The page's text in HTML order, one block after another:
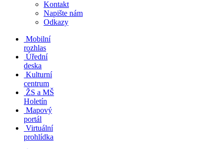
Kontakt
Napište nám
Odkazy
Mobilní
rozhlas
Úřední
deska
Kulturní
centrum
ŽS a MŠ
Holetín
Mapový
portál
Virtuální
prohlídka